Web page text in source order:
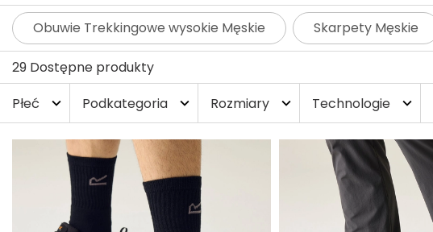
Obuwie Trekkingowe wysokie Męskie Skarpety Męskie
29 Dostępne produkty
Płeć
expand_more Podkategoria expand_more Rozmiary expand_more Technologie expand_more